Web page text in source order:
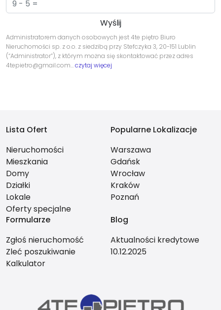
Administratorem danych osobowych jest 4te piętro Biuro
Nieruchomości sp. z o.o. z siedzibą przy Stefczyka 3, 20-151 Lublin
(“Administrator”), z którym można się skontaktować przez adres
4tepietro@gmail.com…czytaj więcej
Lista Ofert
Nieruchomości
Mieszkania
Domy
Działki
Lokale
Oferty specjalne
Popularne Lokalizacje
Warszawa
Gdańsk
Wrocław
Kraków
Poznań
Formularze
Zgłoś nieruchomość
Zleć poszukiwanie
Kalkulator
Blog
Aktualności kredytowe
10.12.2025